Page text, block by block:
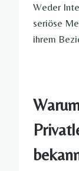
Weder
seriöse
ihrem